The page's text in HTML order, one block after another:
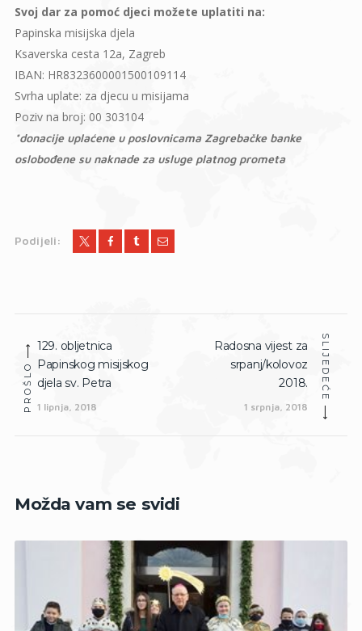
Svoj dar za pomoć djeci možete uplatiti na:
Papinska misijska djela
Ksaverska cesta 12a, Zagreb
IBAN: HR8323600001500109114
Svrha uplate: za djecu u misijama
Poziv na broj: 00 303104
*donacije uplaćene u poslovnicama Zagrebačke banke
oslobođene su naknade za usluge platnog prometa
Podijeli:
objava
PROŠLO
Prethodna
objava:
129. obljetnica
Papinskog misijskog
djela sv. Petra
1 lipnja, 2018
SLIJEDEĆE
Slijedeća
objava:
Radosna vijest za
srpanj/kolovoz
2018.
1 srpnja, 2018
Možda vam se svidi